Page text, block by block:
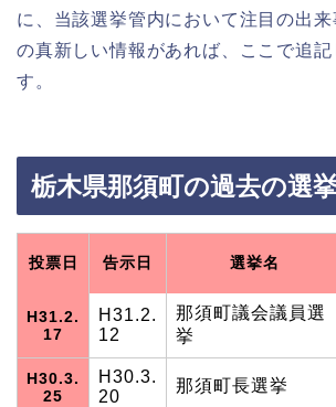
に、当該選挙管内において注目の出
の真新しい情報があれば、ここで追
す。
栃木県那須町の過去の選
投票日 告示日 選挙名
H31.2.
17
H31.2.
12
那須町議会議員選
挙
H30.3.
25
H30.3.
20
那須町長選挙